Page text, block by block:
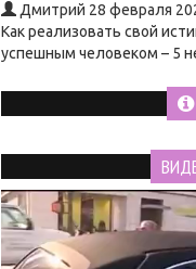
Дмитрий 28 февраля
Как реализовать свой
успешным человеком – 5